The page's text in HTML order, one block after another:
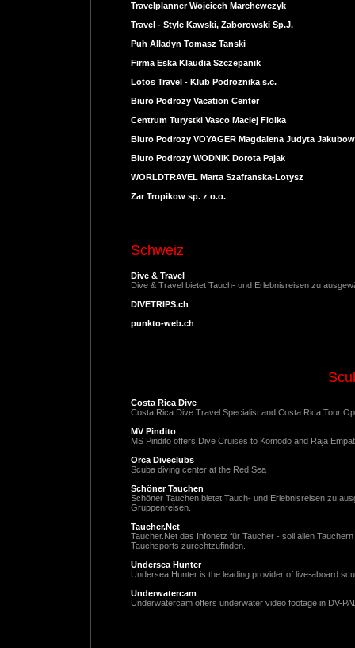
Travelplanner Wojciech Marchewczyk
Travel - Style Kawski, Zaborowski Sp.J.
Puh Alladyn Tomasz Tanski
Firma Eska Klaudia Szczepanik
Lotos Travel - Klub Podroznika s.c.
Biuro Podrozy Vacation Center
Centrum Turystki Vasco Maciej Fiolka
Biuro Podrozy VOYAGER Magdalena Judyta
Biuro Podrozy WODNIK Dorota Pajak
WORLDTRAVEL Marta Szafranska-Lotysz
Zar Tropikow sp. z o.o.
Schweiz
Dive & Travel
Dive & Travel bietet Tauch- und Erlebnisreisen zu
DIVETRIPS.ch
punkto-web.ch
Costa Rica Dive
Costa Rica Dive Travel Specialist and Costa Rica Tour
MV Pindito
MS Pindito offers Dive Cruises to Komodo and Raja
Orca Diveclubs
Scuba diving center at the Red Sea
Schöner Tauchen
Schöner Tauchen bietet Tauch- und Erlebnisreisen zu
Gruppenreisen.
Taucher.Net
Taucher.Net das Infonetz für Taucher - soll allen
Tauchsports zurechtzufinden.
Undersea Hunter
Undersea Hunter is the leading provider of live-aboard
Underwatercam
Underwatercam offers underwater video footage in DV-